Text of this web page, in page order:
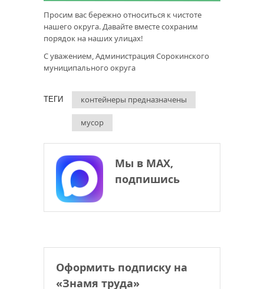
Просим вас бережно относиться к чистоте
нашего округа. Давайте вместе сохраним
порядок на наших улицах!
С уважением, Администрация Сорокинского
муниципального округа
ТЕГИ контейнеры предназначены
мусор
Мы в МАХ,
подпишись
Оформить подписку на
«Знамя труда»